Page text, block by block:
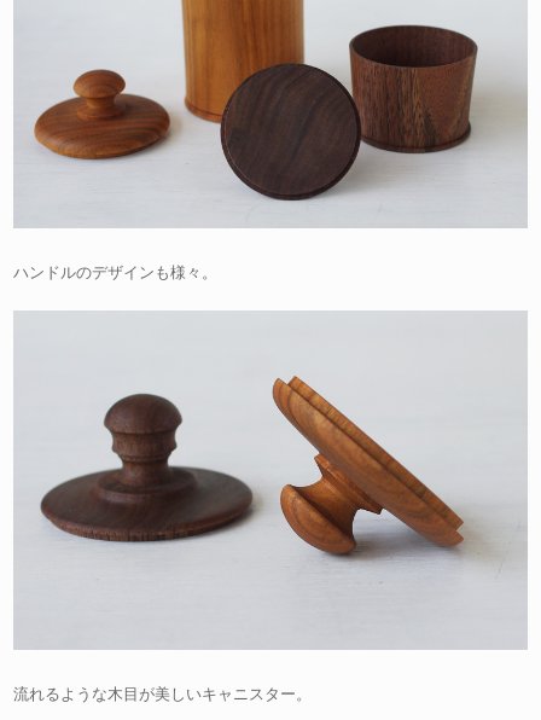
ハンドルのデザインも様々。
流れるような木目が美しいキャニスター。